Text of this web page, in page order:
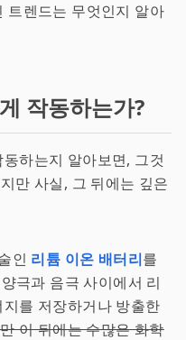
트렌드는 무엇인지 알아
작동하는가?
하는지 알아보면, 그것
만 사실, 그 뒤에는 깊은
인 리튬 이온 배터리를
극과 음극 사이에서 리
를 저장하거나 방출한
이 뒤에는 수많은 화학